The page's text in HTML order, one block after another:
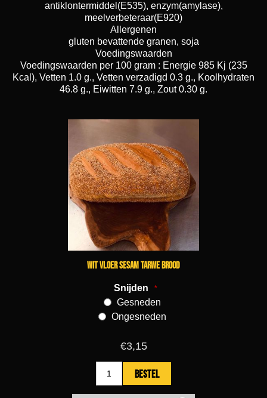
antiklontermiddel(E535), enzym(amylase),
meelverbeteraar(E920)
Allergenen
gluten bevattende granen, soja
Voedingswaarden
Voedingswaarden per 100 gram : Energie 985 Kj (235
Kcal), Vetten 1.0 g., Vetten verzadigd 0.3 g., Koolhydraten
46.8 g., Eiwitten 7.9 g., Zout 0.30 g.
Wit vloer sesam tarwe brood
Snijden *
Gesneden
Ongesneden
€3,15